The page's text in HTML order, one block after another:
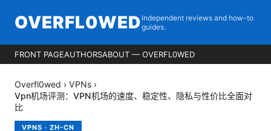
OVERFL0WED Independent reviews and how-to
guides.
FRONT PAGEAUTHORSABOUT — OVERFL0WED
Overfl0wed › VPNs ›
Vpn机场评测：VPN机场的速度、稳定性、隐私与性价比全面对
比
VPNS · ZH-CN